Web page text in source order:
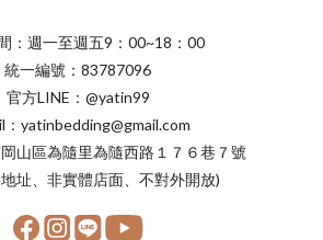
：週一至週五9：00~18：00
統一編號：83787096
官方LINE：@yatin99
：yatinbedding@gmail.com
山區為隨里為隨西路１７６巷７號
址、非實體店面、不對外開放)